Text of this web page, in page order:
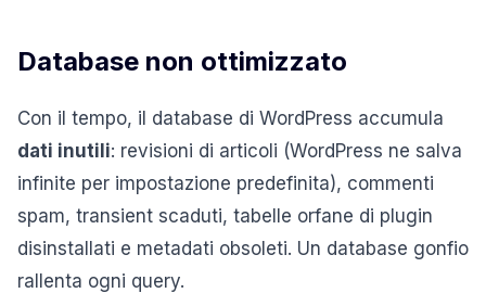
Database non ottimizzato
Con il tempo, il database di WordPress accumula
dati inutili: revisioni di articoli (WordPress ne salva
infinite per impostazione predefinita), commenti
spam, transient scaduti, tabelle orfane di plugin
disinstallati e metadati obsoleti. Un database gonfio
rallenta ogni query.